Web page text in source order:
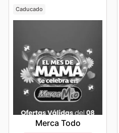
Caducado
Merca Todo